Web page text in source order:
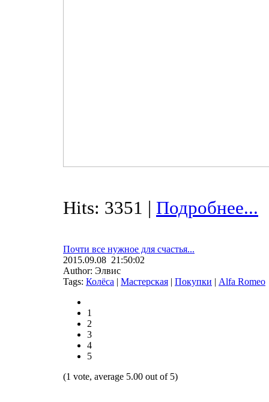
Hits: 3351 | Подробнее...
Почти все нужное для счастья...
2015.09.08 21:50:02
Author: Элвис
Tags: Колёса | Мастерская | Покупки | Alfa Romeo
1
2
3
4
5
(1 vote, average 5.00 out of 5)